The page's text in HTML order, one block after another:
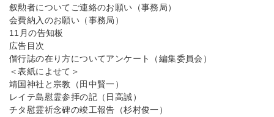
叙勲者についてご連絡のお願い（事務局）
会費納入のお願い（事務局）
11月の告知板
広告目次
偕行誌の在り方についてアンケート（編集委員会）
＜表紙によせて＞
靖国神社と宗教（田中賢一）
レイテ島慰霊参拝の記（日高誠）
チタ慰霊祈念碑の竣工報告（杉村俊一）